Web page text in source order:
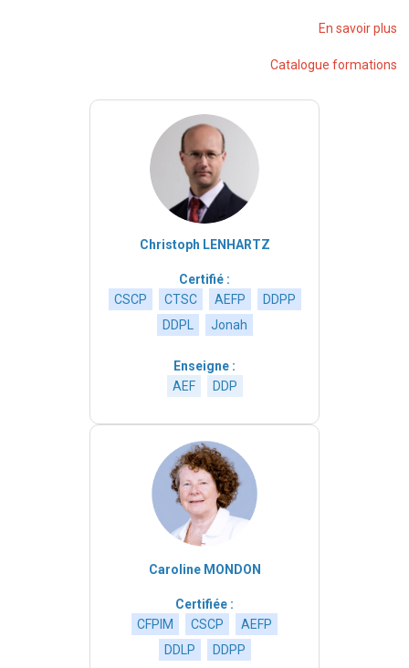
En savoir plus
Catalogue formations
Christoph LENHARTZ
Certifié :
CSCP
CTSC AEFP
DDPP
DDPL
Jonah
Enseigne :
AEF
DDP
Caroline MONDON
Certifiée :
CFPIM
CSCP
AEFP
DDLP
DDPP